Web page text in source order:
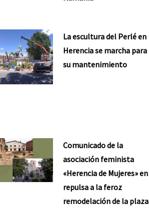
La escultura del Perlé en
Herencia se marcha para
su mantenimiento
Comunicado de la
asociación feminista
«Herencia de Mujeres» en
repulsa a la feroz
remodelación de la plaza